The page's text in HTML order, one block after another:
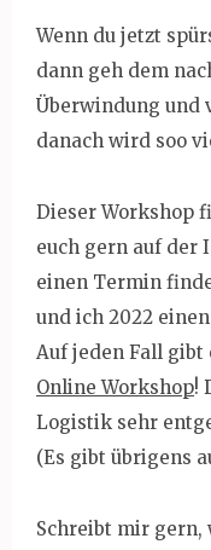
Wenn du jetzt
dann geh dem
Überwindung und
danach wird soo
Dieser Workshop
euch gern auf der
einen Termin
und ich 2022
Auf jeden Fall gibt
Online Workshop!
Logistik sehr
(Es gibt übrigens
Schreibt mir gern,